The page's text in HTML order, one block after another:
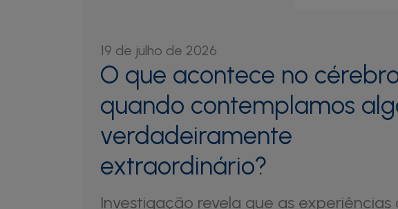
19 de julho de 2026
O que acontece no
quando contemplamos
verdadeiramente
extraordinário?
Investigação revela que as experiências